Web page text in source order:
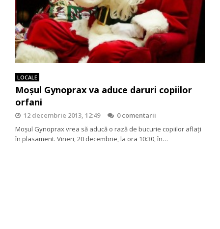
LOCALE
Moşul Gynoprax va aduce daruri copiilor
orfani
12 decembrie 2013, 12:49
0 comentarii
Moşul Gynoprax vrea să aducă o rază de bucurie copiilor aflaţi
în plasament. Vineri, 20 decembrie, la ora 10:30, în…